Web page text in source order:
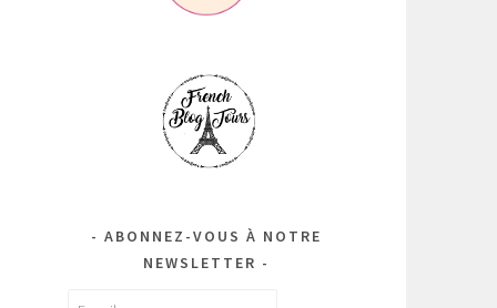
ABONNEZ-VOUS À NOTRE
NEWSLETTER